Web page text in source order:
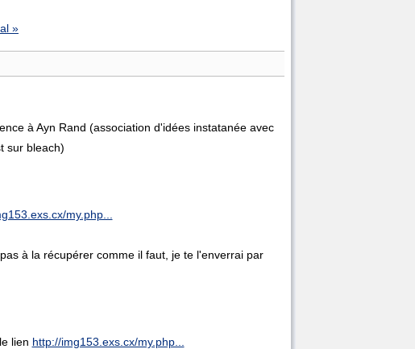
»
à Ayn Rand (association d'idées instatanée avec
sur bleach)
my.php...
à la récupérer comme il faut, je te l'enverrai par
lien http://img153.exs.cx/my.php...